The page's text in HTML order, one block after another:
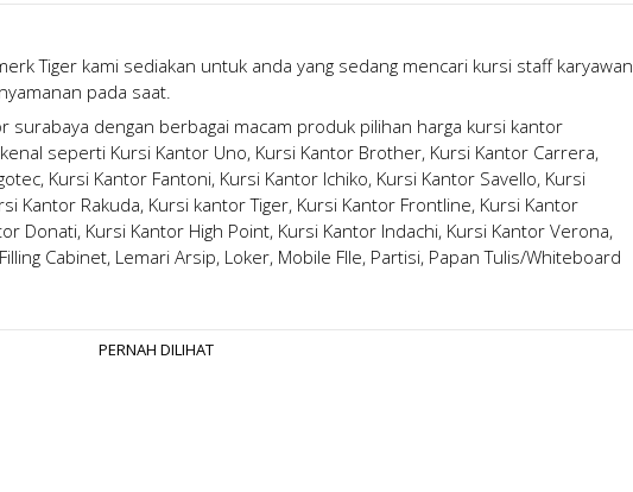
Tiger kami sediakan untuk anda yang sedang mencari kursi staff karyawan
pada saat.
surabaya dengan berbagai macam produk pilihan harga kursi kantor
seperti Kursi Kantor Uno, Kursi Kantor Brother, Kursi Kantor Carrera,
Kursi Kantor Fantoni, Kursi Kantor Ichiko, Kursi Kantor Savello, Kursi
Kantor Rakuda, Kursi kantor Tiger, Kursi Kantor Frontline, Kursi Kantor
Donati, Kursi Kantor High Point, Kursi Kantor Indachi, Kursi Kantor Verona,
Cabinet, Lemari Arsip, Loker, Mobile FIle, Partisi, Papan Tulis/Whiteboard
PERNAH DILIHAT